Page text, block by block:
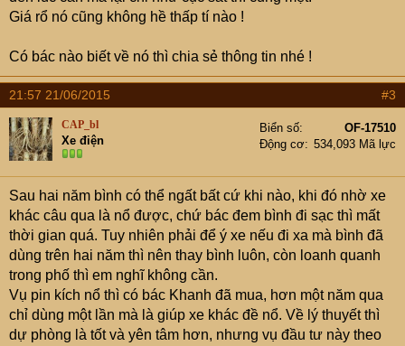
Giá rổ nó cũng không hề thấp tí nào !
Có bác nào biết về nó thì chia sẻ thông tin nhé !
21:57 21/06/2015 #3
CAP_bl
Xe điện
Biển số
OF-17510
Động cơ
534,093 Mã lực
Sau hai năm bình có thể ngất bất cứ khi nào, khi đó nhờ xe
khác câu qua là nổ được, chứ bác đem bình đi sạc thì mất
thời gian quá. Tuy nhiên phải để ý xe nếu đi xa mà bình đã
dùng trên hai năm thì nên thay bình luôn, còn loanh quanh
trong phố thì em nghĩ không cần.
Vụ pin kích nổ thì có bác Khanh đã mua, hơn một năm qua
chỉ dùng một lần mà là giúp xe khác đề nổ. Về lý thuyết thì
dự phòng là tốt và yên tâm hơn, nhưng vụ đầu tư này theo